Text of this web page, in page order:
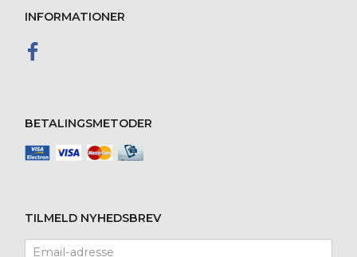
INFORMATIONER
BETALINGSMETODER
TILMELD NYHEDSBREV
Email-